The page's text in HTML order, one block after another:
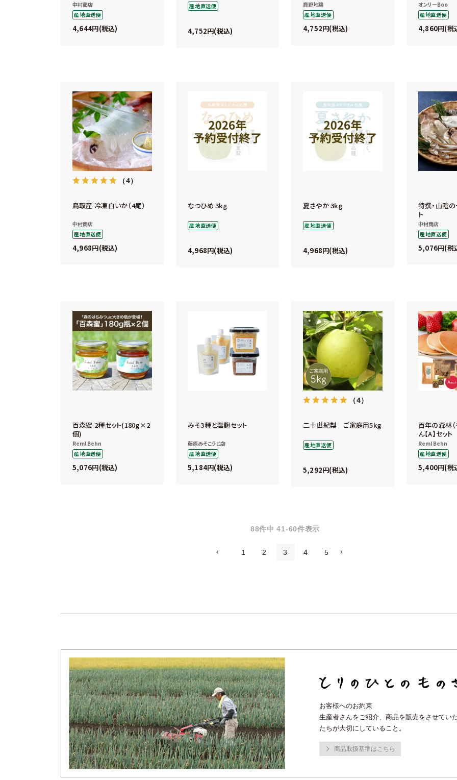
中村商店
産地直送便
4,644 税込
産地直送便
4,752 税込
鹿野地鶏
産地直送便
4,752 税込
オンリーBoo
産地直送便
4,860 税
（4）
鳥取産 冷凍白いか（4尾）
中村商店
産地直送便
4,968 税込
なつひめ 3kg
産地直送便
4,968 税込
夏さやか 3kg
産地直送便
4,968 税込
特撰・山陰
ト
中村商店
産地直送便
5,076 税
百森蜜 2種セット(180g×2
個)
Reml Behn
産地直送便
5,076 税込
みそ3種と塩麹セット
藤原みそこうじ店
産地直送便
5,184 税込
（4）
二十世紀梨 ご家庭用5kg
産地直送便
5,292 税込
百年の森林
ん【A】セット
Reml Behn
産地直送便
5,400 税
88件中 41-60件表示
1 2 3 4 5
お客様へのお約束
生産者さんをご紹介、商品を販売をさせてい
たちが大切にしていること。
商品取扱基準はこちら